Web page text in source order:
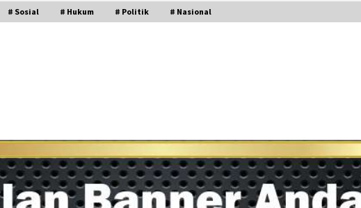
# Sosial # Hukum # Politik # Nasional